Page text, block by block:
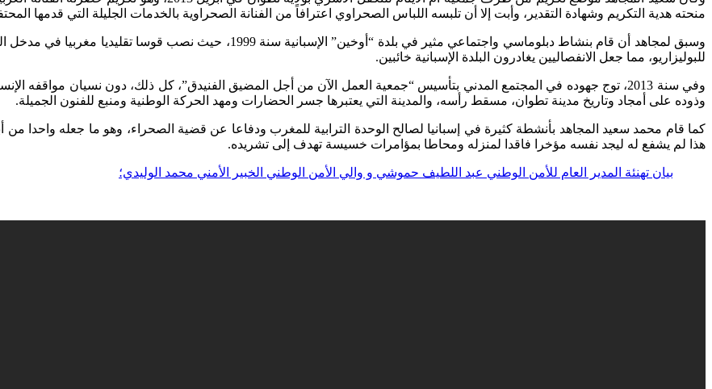
منحته هدية التكريم وشهادة التقدير، وأبت إلا أن تلبسه اللباس الصحراوي اعترافاً من الفنانة الصحراوية بالخدمات الجليلة التي قدمها
وسبق لمجاهد أن قام بنشاط دبلوماسي واجتماعي مثير في بلدة “أوخين”
للبوليزاريو، مما جعل الانفصاليين يغادرون البلدة الإسبانية خائبين.
وفي سنة 2013، توج جهوده في المجتمع المدني بتأسيس “جمعية العمل الآن من أجل المضيق الفنيدق”، كل ذلك، دون نسيان مواقفه
وذوده على أمجاد وتاريخ مدينة تطوان، مسقط رأسه، والمدينة التي يعتبرها جسر الحضارات ومهد الحركة الوطنية ومنبع للفنون الجميلة.
كما قام محمد سعيد المجاهد بأنشطة كثيرة في إسبانيا لصالح الوحدة الترابية للمغرب ودفاعا عن قضية الصحراء، وهو ما جعله واحدا من
هذا لم يشفع له ليجد نفسه مؤخرا فاقدا لمنزله ومحاطا بمؤامرات خسيسة تهدف إلى تشريده.
بيان تهنئة المدير العام للأمن الوطني عبد اللطيف حموشي و والي الأمن الوطني الخبير الأمني محمد الوليدي؛